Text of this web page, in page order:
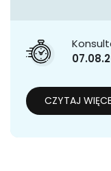
CZYTAJ